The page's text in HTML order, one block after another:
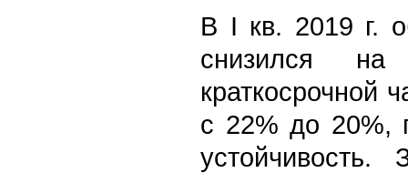
В I кв. 2019 г.
снизился
краткосрочной
с 22% до 20%,
устойчивость.